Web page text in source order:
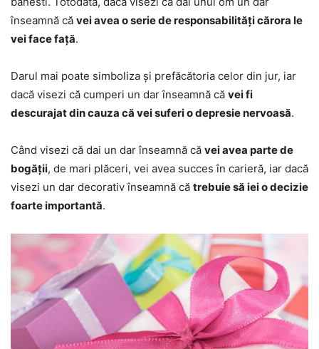
înseamnă că vei avea o serie de responsabilități cărora le
vei face față.
Darul mai poate simboliza și prefăcătoria celor din jur, iar
dacă visezi că cumperi un dar înseamnă că vei fi
descurajat din cauza că vei suferi o depresie nervoasă.
Când visezi că dai un dar înseamnă că vei avea parte de
bogății, de mari plăceri, vei avea succes în carieră, iar dacă
visezi un dar decorativ înseamnă că trebuie să iei o decizie
foarte importantă.